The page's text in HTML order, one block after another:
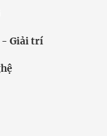
- Giải trí